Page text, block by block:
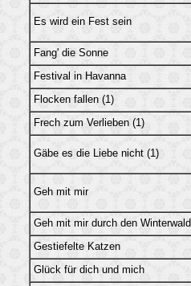
Es wird ein Fest sein
Fang' die Sonne
Festival in Havanna
Flocken fallen (1)
Frech zum Verlieben (1)
Gäbe es die Liebe nicht (1)
Geh mit mir
Geh mit mir durch den Winterwald
Gestiefelte Katzen
Glück für dich und mich